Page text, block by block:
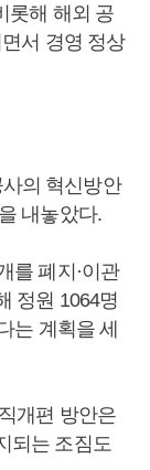
롯해 해외 공
서 경영 정상
의 혁신방안
내놓았다.
를 폐지·이관
정원 1064명
는 계획을 세
개편 방안은
되는 조짐도